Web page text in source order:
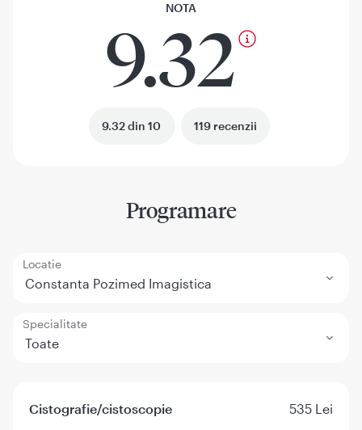
NOTA
9.32
9.32 din 10 119 recenzii
Programare
Locatie
Constanta Pozimed Imagistica
Specialitate
Toate
Cistografie/cistoscopie 535 Lei